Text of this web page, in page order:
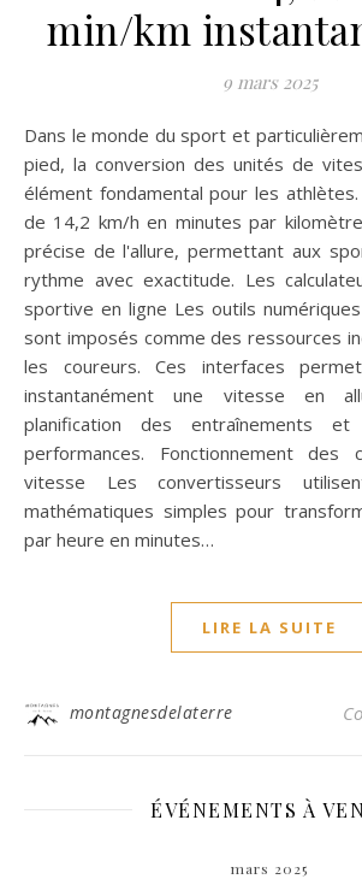
min/km
9 mars 2025
Dans le monde du sport et particulièrement de la course à
pied, la conversion des unités de
élément fondamental pour les
de 14,2 km/h en minutes par
précise de l'allure, permettant aux
rythme avec exactitude. Les
sportive en ligne Les outils
sont imposés comme des ressources
les coureurs. Ces interfaces
instantanément une vitesse en
planification des entraînements
performances. Fonctionnement des
vitesse Les convertisseurs
mathématiques simples pour
par heure en minutes…
LIRE LA SUITE
montagnesdelaterre
ÉVÉNEMENTS À
mars 2025